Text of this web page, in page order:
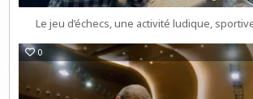
Le jeu d’échecs, une activité ludique,
0